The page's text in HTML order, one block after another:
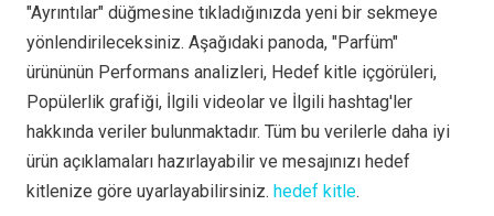
"Ayrıntılar" düğmesine tıkladığınızda yeni bir sekmeye
yönlendirileceksiniz. Aşağıdaki panoda, "Parfüm"
ürününün Performans analizleri, Hedef kitle içgörüleri,
Popülerlik grafiği, İlgili videolar ve İlgili hashtag'ler
hakkında veriler bulunmaktadır. Tüm bu verilerle daha iyi
ürün açıklamaları hazırlayabilir ve mesajınızı hedef
kitlenize göre uyarlayabilirsiniz. hedef kitle.